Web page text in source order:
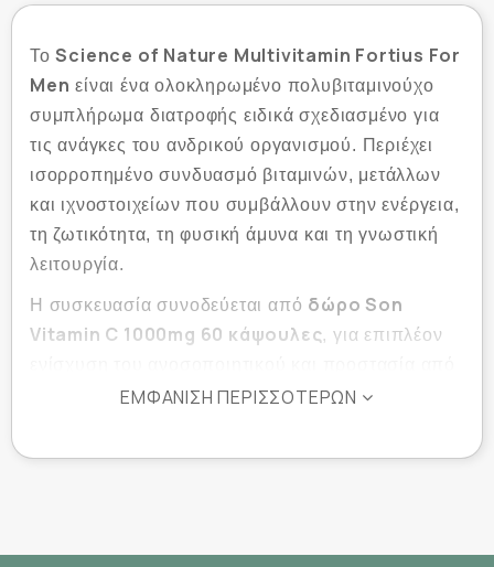
ΤοScience of Nature Multivitamin Fortius For
Men είναι ένα ολοκληρωμένο πολυβιταμινούχο
συμπλήρωμα διατροφής ειδικά σχεδιασμένο για
τις ανάγκες του ανδρικού οργανισμού. Περιέχει
ισορροπημένο συνδυασμό βιταμινών, μετάλλων
και ιχνοστοιχείων που συμβάλλουν στην ενέργεια,
τη ζωτικότητα, τη φυσική άμυνα και τη γνωστική
λειτουργία.
Η συσκευασία συνοδεύεται από δώρο Son
Vitamin C 1000mg 60 κάψουλες, για επιπλέον
το οξειδωτικό στρες.
φυσική και πνευματική τους απόδοση, να
ΕΜΦΆΝΙΣΗ ΠΕΡΙΣΣΌΤΕΡΩΝ